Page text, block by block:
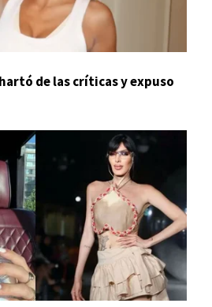
de las críticas y expuso